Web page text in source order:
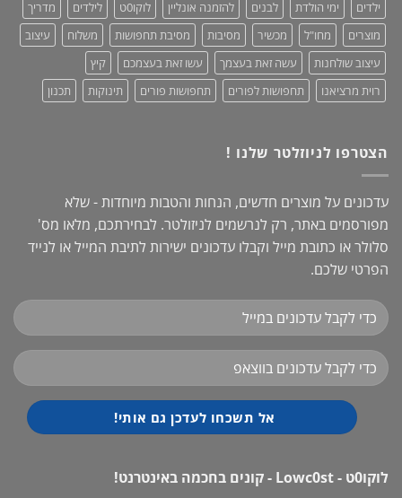
ילדים
ימי הולדת לבנים להזמנה אונליין לוקו0ט לילדים
מדריך
מוצרים
מחו"ל מכשיר מסיבות מסיבת תחפושות משלוח
עיצוב
עיצוב שולחנות
עשה זאת בעצמך עשו זאת בעצמכם
קיץ
רוית מרציאנו
תחפושות לפורים תחפושות פורים תינוקות תכנון
הצטרפו לניוזלטר שלנו !
עדכונים על מוצרים חדשים, הנחות והטבות מיוחדות - שלא
מפורסמים באתר, רק לנרשמים לניזולטר. לבחירתכם, מלאו מס'
סלולר או כתובת מייל וקבלו עדכונים ישירות לתיבת המייל או לנייד
הפרטי שלכם.
לוקו0ט - Lowc0st - קונים בחכמה באינטרנט!